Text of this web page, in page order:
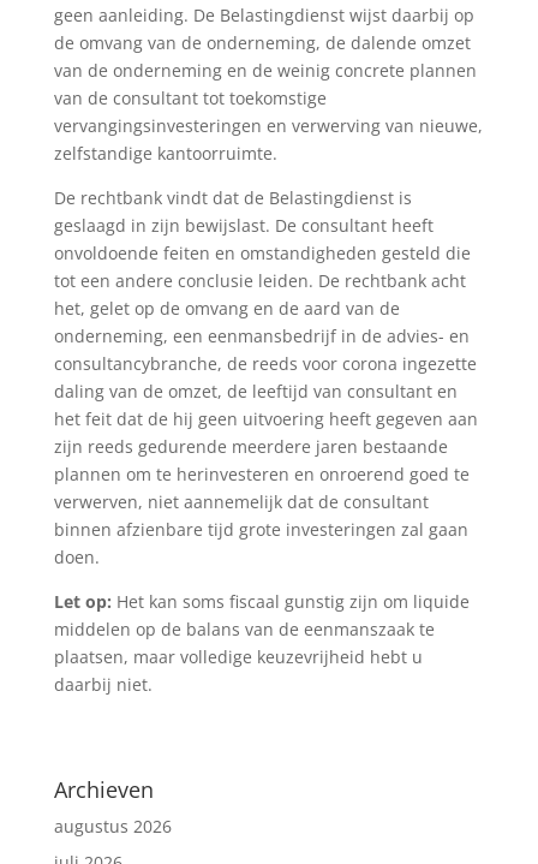
geen aanleiding. De Belastingdienst wijst daarbij op
de omvang van de onderneming, de dalende omzet
van de onderneming en de weinig concrete plannen
van de consultant tot toekomstige
vervangingsinvesteringen en verwerving van nieuwe,
zelfstandige kantoorruimte.
De rechtbank vindt dat de Belastingdienst is
geslaagd in zijn bewijslast. De consultant heeft
onvoldoende feiten en omstandigheden gesteld die
tot een andere conclusie leiden. De rechtbank acht
het, gelet op de omvang en de aard van de
onderneming, een eenmansbedrijf in de advies- en
consultancybranche, de reeds voor corona ingezette
daling van de omzet, de leeftijd van consultant en
het feit dat de hij geen uitvoering heeft gegeven aan
zijn reeds gedurende meerdere jaren bestaande
plannen om te herinvesteren en onroerend goed te
verwerven, niet aannemelijk dat de consultant
binnen afzienbare tijd grote investeringen zal gaan
doen.
Let op: Het kan soms fiscaal gunstig zijn om liquide
middelen op de balans van de eenmanszaak te
plaatsen, maar volledige keuzevrijheid hebt u
daarbij niet.
Archieven
augustus 2026